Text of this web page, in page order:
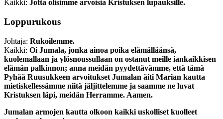
Kaikki: Jotta olisimme arvoisia Kristuksen lupauksille.
Loppurukous
Johtaja: Rukoilemme.
Kaikki: Oi Jumala, jonka ainoa poika elämälläänsä,
kuolemallaan ja ylösnoussullaan on ostanut meille iankaikkisen
elämän palkinnon; anna meidän pyydettävämme, että tämä
Pyhää Ruusukkeen arvoitukset Jumalan äiti Marian kautta
mietiskellessämme niitä jäljittelemme ja saamme ne luvat
Kristuksen läpi, meidän Herramme. Aamen.
Jumalan armojen kautta olkoon kaikki uskolliset kuolleet